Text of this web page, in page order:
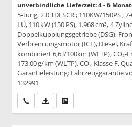
unverbindliche Lieferzeit: 4 - 6
5-türig, 2.0 TDI SCR ; 110KW/150PS ;
LÜ, 110 kW (150 PS), 1.968 cm³, 4
Doppelkupplungsgetriebe (DSG),
Verbrennungsmotor (ICE), Diesel,
kombiniert 6,6 l/100km (WLTP),
173.00 g/km (WLTP), CO₂-Klasse F,
Garantieleistung: Fahrzeuggarantie
132991
Wir rufen Sie anPDF-Datei, Fahrzeugexposé